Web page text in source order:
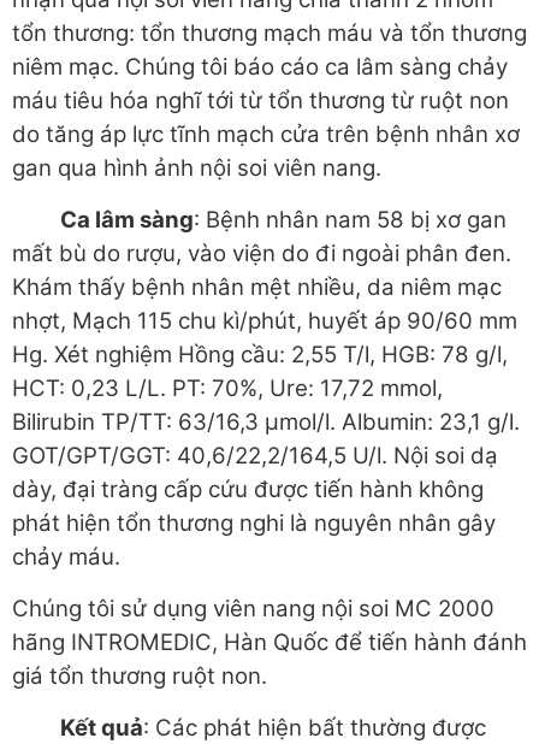
tổn thương: tổn thương mạch máu và tổn thương
niêm mạc. Chúng tôi báo cáo ca lâm sàng chảy
máu tiêu hóa nghĩ tới từ tổn thương từ ruột non
do tăng áp lực tĩnh mạch cửa trên bệnh nhân xơ
gan qua hình ảnh nội soi viên nang.
Ca lâm sàng: Bệnh nhân nam 58 bị xơ gan
mất bù do rượu, vào viện do đi ngoài phân đen.
Khám thấy bệnh nhân mệt nhiều, da niêm mạc
nhợt, Mạch 115 chu kì/phút, huyết áp 90/60 mm
Hg. Xét nghiệm Hồng cầu: 2,55 T/l, HGB: 78 g/l,
HCT: 0,23 L/L. PT: 70%, Ure: 17,72 mmol,
Bilirubin TP/TT: 63/16,3 µmol/l. Albumin: 23,1 g/l.
GOT/GPT/GGT: 40,6/22,2/164,5 U/l. Nội soi dạ
dày, đại tràng cấp cứu được tiến hành không
phát hiện tổn thương nghi là nguyên nhân gây
chảy máu.
Chúng tôi sử dụng viên nang nội soi MC 2000
hãng INTROMEDIC, Hàn Quốc để tiến hành đánh
giá tổn thương ruột non.
Kết quả: Các phát hiện bất thường được